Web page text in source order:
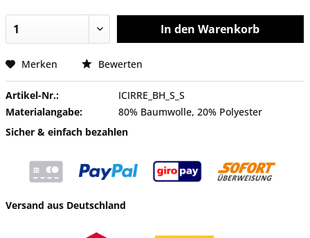
In den Warenkorb
Merken Bewerten
Artikel-Nr.:
ICIRRE_BH_S_S
Materialangabe:
80% Baumwolle, 20% Polyester
Sicher & einfach bezahlen
Versand aus Deutschland